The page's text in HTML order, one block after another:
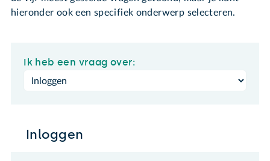
hieronder ook een specifiek onderwerp selecteren.
Ik heb een vraag over:
Inloggen